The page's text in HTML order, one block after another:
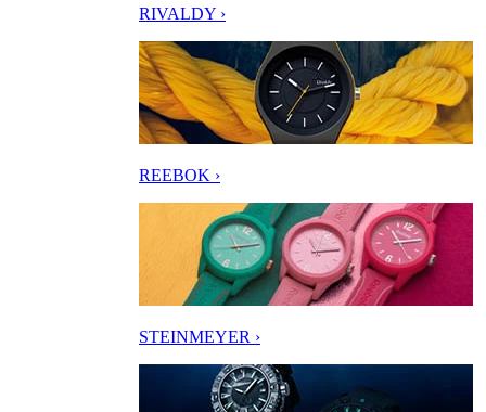
RIVALDY ›
REEBOK ›
STEINMEYER ›